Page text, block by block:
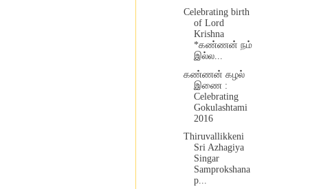
Celebrating birth
of Lord
Krishna
*கண்ணன் நம்
இல்ல...
கண்ணன் கழல்
இணை :
Celebrating
Gokulashtami
2016
Thiruvallikkeni
Sri Azhagiya
Singar
Samprokshana
p...